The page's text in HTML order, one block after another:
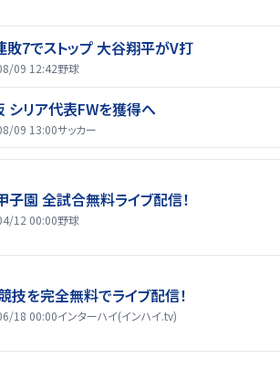
敗7でストップ 大谷翔平がV打
09 12:42野球
シリア代表FWを獲得へ
09 13:00サッカー
子園 全試合無料ライブ配信！
12 00:00野球
技を完全無料でライブ配信！
18 00:00インターハイ(インハイ.tv)